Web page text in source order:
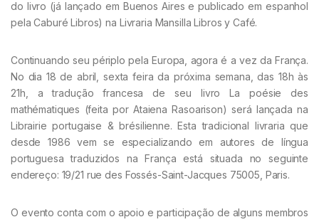
do livro (já lançado em Buenos Aires e publicado em espanhol
pela Caburé Libros) na Livraria Mansilla Libros y Café.
Continuando seu périplo pela Europa, agora é a vez da França.
No dia 18 de abril, sexta feira da próxima semana, das 18h às
21h, a tradução francesa de seu livro La poésie des
mathématiques (feita por Ataiena Rasoarison) será lançada na
Librairie portugaise & brésilienne. Esta tradicional livraria que
desde 1986 vem se especializando em autores de língua
portuguesa traduzidos na França está situada no seguinte
endereço: 19/21 rue des Fossés-Saint-Jacques 75005, Paris.
O evento conta com o apoio e participação de alguns membros